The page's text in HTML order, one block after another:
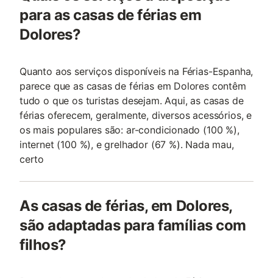
para as casas de férias em
Dolores?
Quanto aos serviços disponíveis na Férias-Espanha,
parece que as casas de férias em Dolores contêm
tudo o que os turistas desejam. Aqui, as casas de
férias oferecem, geralmente, diversos acessórios, e
os mais populares são: ar-condicionado (100 %),
internet (100 %), e grelhador (67 %). Nada mau,
certo
As casas de férias, em Dolores,
são adaptadas para famílias com
filhos?